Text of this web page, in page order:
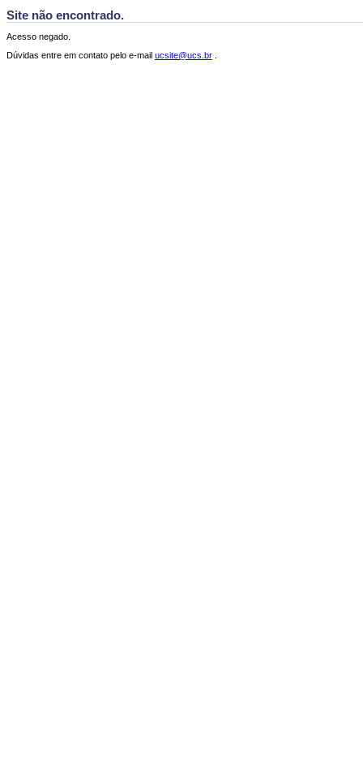
Site não encontrado.
Acesso negado.
Dúvidas entre em contato pelo e-mail ucsite@ucs.br